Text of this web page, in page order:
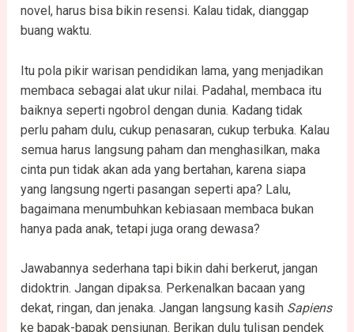
novel, harus bisa bikin resensi. Kalau tidak, dianggap
buang waktu.
Itu pola pikir warisan pendidikan lama, yang menjadikan
membaca sebagai alat ukur nilai. Padahal, membaca itu
baiknya seperti ngobrol dengan dunia. Kadang tidak
perlu paham dulu, cukup penasaran, cukup terbuka. Kalau
semua harus langsung paham dan menghasilkan, maka
cinta pun tidak akan ada yang bertahan, karena siapa
yang langsung ngerti pasangan seperti apa? Lalu,
bagaimana menumbuhkan kebiasaan membaca bukan
hanya pada anak, tetapi juga orang dewasa?
Jawabannya sederhana tapi bikin dahi berkerut, jangan
didoktrin. Jangan dipaksa. Perkenalkan bacaan yang
dekat, ringan, dan jenaka. Jangan langsung kasih Sapiens
ke bapak-bapak pensiunan. Berikan dulu tulisan pendek